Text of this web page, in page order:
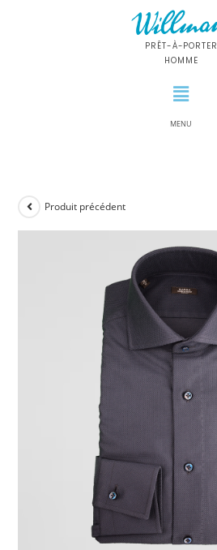
PRÊT-À-PORTER
HOMME
MENU
Produit précédent